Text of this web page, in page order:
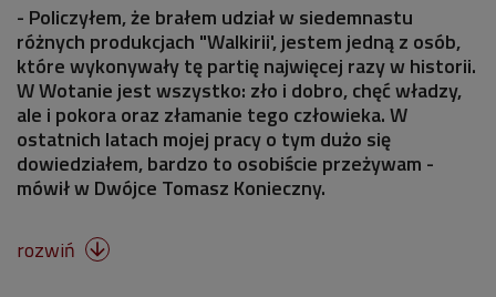
- Policzyłem, że brałem udział w siedemnastu
różnych produkcjach "Walkirii', jestem jedną z osób,
które wykonywały tę partię najwięcej razy w historii.
W Wotanie jest wszystko: zło i dobro, chęć władzy,
ale i pokora oraz złamanie tego człowieka. W
ostatnich latach mojej pracy o tym dużo się
dowiedziałem, bardzo to osobiście przeżywam -
mówił w Dwójce Tomasz Konieczny.
rozwiń 